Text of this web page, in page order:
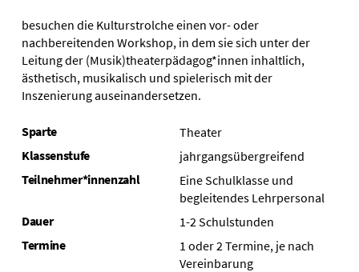
besuchen die Kulturstrolche einen vor- oder
nachbereitenden Workshop, in dem sie sich unter der
Leitung der (Musik)theaterpädagog*innen inhaltlich,
ästhetisch, musikalisch und spielerisch mit der
Inszenierung auseinandersetzen.
Sparte
Theater
Klassenstufe
jahrgangsübergreifend
Teilnehmer*innenzahl
Eine Schulklasse und
begleitendes Lehrpersonal
Dauer
1-2 Schulstunden
Termine
1 oder 2 Termine, je nach
Vereinbarung